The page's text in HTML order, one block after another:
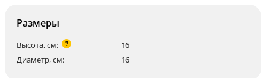
Размеры
Высота, см: ?
16
Диаметр, см:
16